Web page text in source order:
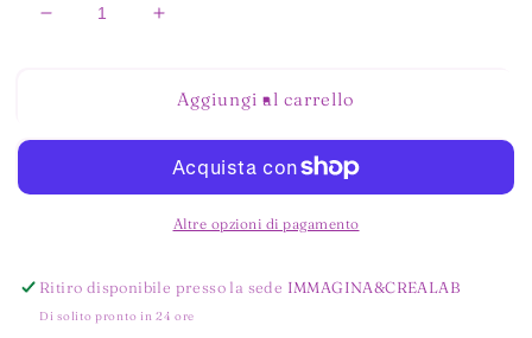
Diminuisci
ROSA
METALIZZATO
Aumenta
TAZZA
ROSA
METALIZZATO
Aggiungi al carrello
Altre opzioni di pagamento
Ritiro disponibile presso la sede IMMAGINA&CREALAB
Di solito pronto in 24 ore